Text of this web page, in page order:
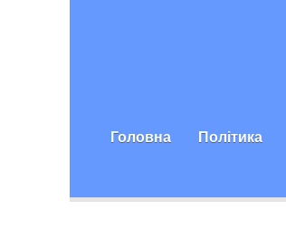
Головна Політика